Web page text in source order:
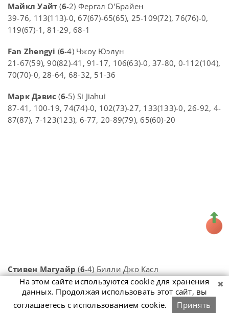
Майкл Уайт (6-2) Фергал О’Брайен
39-76, 113(113)-0, 67(67)-65(65), 25-109(72), 76(76)-0,
119(67)-1, 81-29, 68-1
Fan Zhengyi (6-4) Чжоу Юэлун
21-67(59), 90(82)-41, 91-17, 106(63)-0, 37-80, 0-112(104),
70(70)-0, 28-64, 68-32, 51-36
Марк Дэвис (6-5) Si Jiahui
87-41, 100-19, 74(74)-0, 102(73)-27, 133(133)-0, 26-92, 4-
87(87), 7-123(123), 6-77, 20-89(79), 65(60)-20
Стивен Магуайр (6-4) Билли Джо Касл
63-1, 64-13, 69-31, 1-77(60), 0-94(94), 68(55)-4, 59-58,
12-73, 53-65, 68-33
На этом сайте используются cookie для хранения
данных. Продолжая использовать этот сайт, вы
соглашаетесь с использованием cookie.
Принять